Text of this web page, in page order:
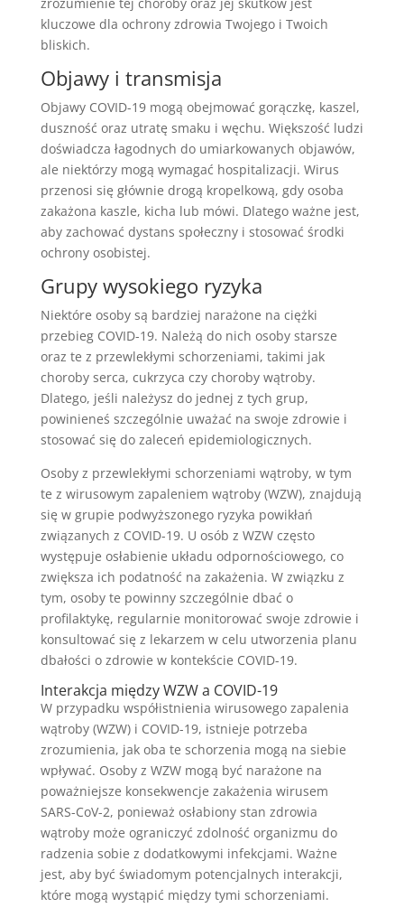
kluczowe dla ochrony zdrowia Twojego i Twoich
bliskich.
Objawy i transmisja
Objawy COVID-19 mogą obejmować gorączkę, kaszel,
duszność oraz utratę smaku i węchu. Większość ludzi
doświadcza łagodnych do umiarkowanych objawów,
ale niektórzy mogą wymagać hospitalizacji. Wirus
przenosi się głównie drogą kropelkową, gdy osoba
zakażona kaszle, kicha lub mówi. Dlatego ważne jest,
aby zachować dystans społeczny i stosować środki
ochrony osobistej.
Grupy wysokiego ryzyka
Niektóre osoby są bardziej narażone na ciężki
przebieg COVID-19. Należą do nich osoby starsze
oraz te z przewlekłymi schorzeniami, takimi jak
choroby serca, cukrzyca czy choroby wątroby.
Dlatego, jeśli należysz do jednej z tych grup,
powinieneś szczególnie uważać na swoje zdrowie i
stosować się do zaleceń epidemiologicznych.
Osoby z przewlekłymi schorzeniami wątroby, w tym
te z wirusowym zapaleniem wątroby (WZW), znajdują
się w grupie podwyższonego ryzyka powikłań
związanych z COVID-19. U osób z WZW często
występuje osłabienie układu odpornościowego, co
zwiększa ich podatność na zakażenia. W związku z
tym, osoby te powinny szczególnie dbać o
profilaktykę, regularnie monitorować swoje zdrowie i
konsultować się z lekarzem w celu utworzenia planu
dbałości o zdrowie w kontekście COVID-19.
Interakcja między WZW a COVID-19
W przypadku współistnienia wirusowego zapalenia
wątroby (WZW) i COVID-19, istnieje potrzeba
zrozumienia, jak oba te schorzenia mogą na siebie
wpływać. Osoby z WZW mogą być narażone na
poważniejsze konsekwencje zakażenia wirusem
SARS-CoV-2, ponieważ osłabiony stan zdrowia
wątroby może ograniczyć zdolność organizmu do
radzenia sobie z dodatkowymi infekcjami. Ważne
jest, aby być świadomym potencjalnych interakcji,
które mogą wystąpić między tymi schorzeniami.